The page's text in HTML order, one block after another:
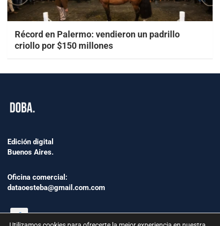
Récord en Palermo: vendieron un padrillo
criollo por $150 millones
Edición digital
Buenos Aires.
Oficina comercial:
dataoesteba@gmail.com.com